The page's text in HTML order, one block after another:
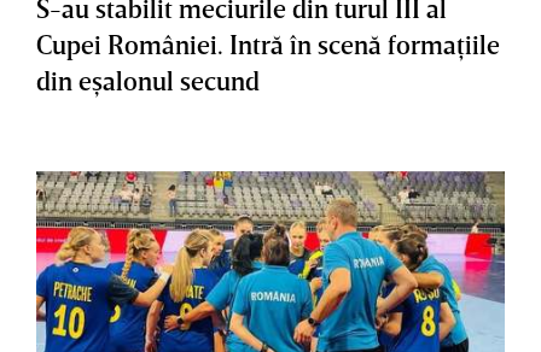
S-au stabilit meciurile din turul III al
Cupei României. Intră în scenă formaţiile
din eşalonul secund